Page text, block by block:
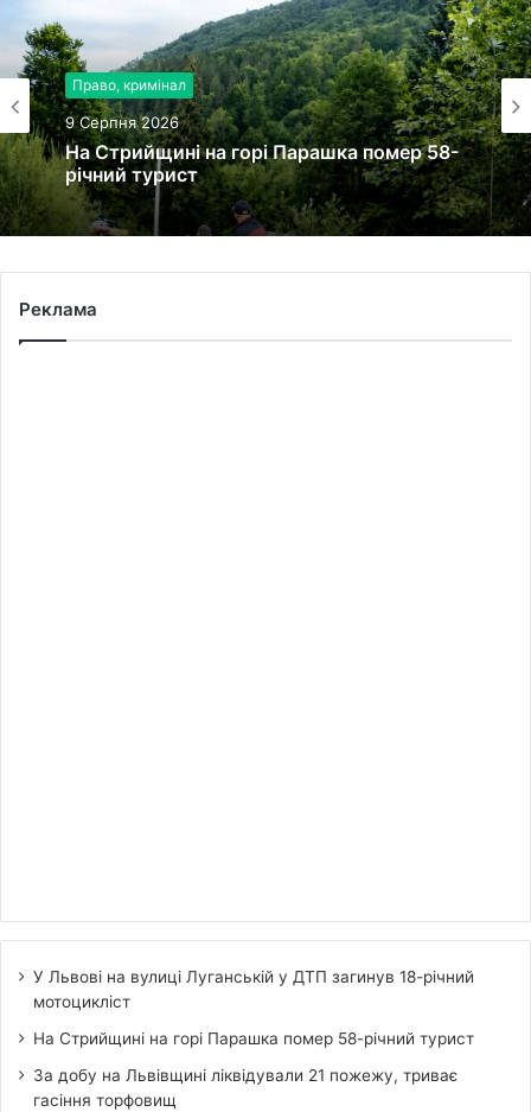
Право, кримінал
9 Серпня 2026
На Стрийщині на горі Парашка помер 58-
річний турист
Реклама
У Львові на вулиці Луганській у ДТП загинув 18-річний
мотоцикліст
На Стрийщині на горі Парашка помер 58-річний турист
За добу на Львівщині ліквідували 21 пожежу, триває
гасіння торфовищ